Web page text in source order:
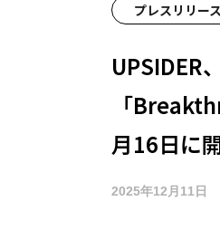
プレスリリース
UPSIDER
「
月16日に
2025年12月11日